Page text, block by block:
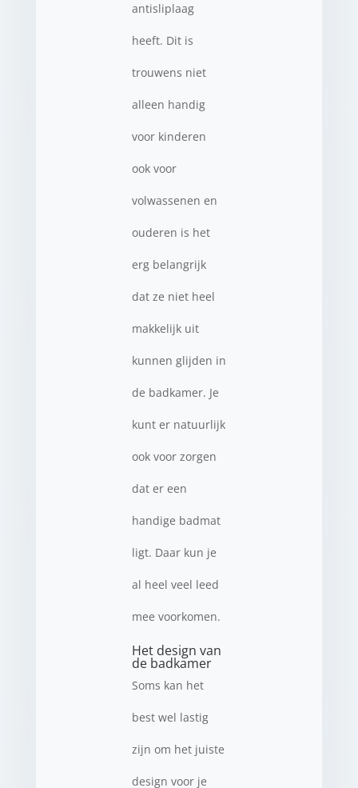
antisliplaag
heeft. Dit is
trouwens niet
alleen handig
voor kinderen
ook voor
volwassenen en
ouderen is het
erg belangrijk
dat ze niet heel
makkelijk uit
kunnen glijden in
de badkamer. Je
kunt er natuurlijk
ook voor zorgen
dat er een
handige badmat
ligt. Daar kun je
al heel veel leed
mee voorkomen.
Het design van
de badkamer
Soms kan het
best wel lastig
zijn om het juiste
design voor je